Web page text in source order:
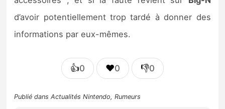
d’avoir potentiellement trop tardé à donner des
informations par eux-mêmes.
👍0 ❤️0 👎0
Publié dansActualités Nintendo,Rumeurs